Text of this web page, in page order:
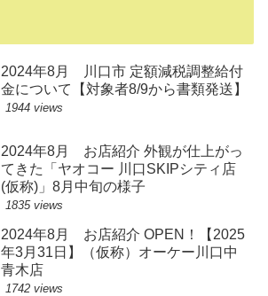
2024年8月 川口市 定額減税調整給付
金について【対象者8/9から書類発送】
1944 views
2024年8月 お店紹介 外観が仕上がっ
てきた「ヤオコー 川口SKIPシティ店
(仮称)」8月中旬の様子
1835 views
2024年8月 お店紹介 OPEN！【2025
年3月31日】（仮称）オーケー川口中
青木店
1742 views